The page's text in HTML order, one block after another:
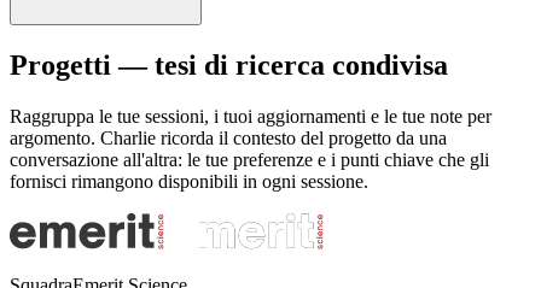
Progetti — tesi di ricerca condivisa
Raggruppa le tue sessioni, i tuoi aggiornamenti e le tue note per
argomento. Charlie ricorda il contesto del progetto da una
conversazione all'altra: le tue preferenze e i punti chiave che gli
fornisci rimangono disponibili in ogni sessione.